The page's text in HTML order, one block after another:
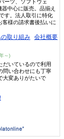
ーツ、ソフトウェ
中心に販売。品揃え
す。法人取引に特化
客様の請求書後払いに
の取り組み 会社概要
～)
だいているので利用
問い合わせにも丁寧
大変ありがたいで